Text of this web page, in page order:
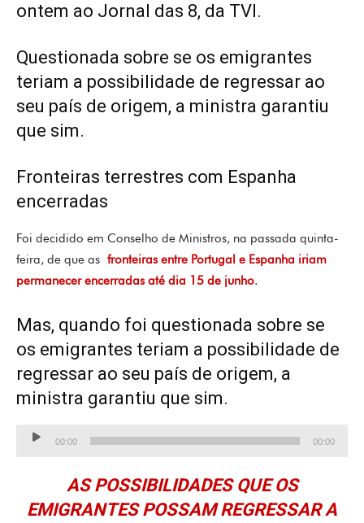
ontem ao Jornal das 8, da TVI.
Questionada sobre se os emigrantes
teriam a possibilidade de regressar ao
seu país de origem, a ministra garantiu
que sim.
Fronteiras terrestres com Espanha
encerradas
Foi decidido em Conselho de Ministros, na passada quinta-
feira, de que as fronteiras entre Portugal e Espanha iriam
permanecer encerradas até dia 15 de junho.
Mas, quando foi questionada sobre se
os emigrantes teriam a possibilidade de
regressar ao seu país de origem, a
ministra garantiu que sim.
Lecteur
00:00 00:00
AS POSSIBILIDADES QUE OS
EMIGRANTES POSSAM REGRESSAR A